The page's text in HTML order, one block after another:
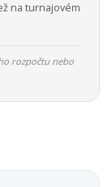
na turnajovém
rozpočtu nebo